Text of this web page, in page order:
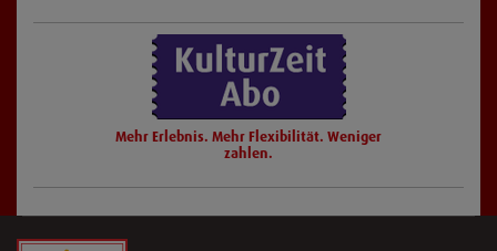
Mehr Erlebnis. Mehr Flexibilität. Weniger
zahlen.